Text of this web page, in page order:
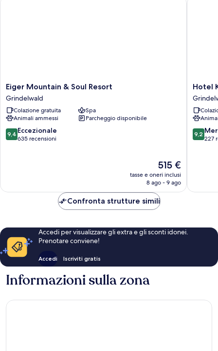
2
Eiger
Mountain
&
Soul
Resort
Grindelwald
Eiger Mountain & Soul Resort
Grindelwald
Colazione gratuita
Spa
Animali ammessi
Parcheggio disponibile
9.4
su
9,4 Eccezionale
635 recensioni
Il
prezzo
attuale
515 €
515 €
tasse e oneri inclusi
8 ago - 9 ago
Hotel
Hotel
9.2
su
9,2
227
Confronta strutture simili
Accedi per visualizzare gli extra e gli sconti idonei.
Prenotare conviene!
Accedi Iscriviti gratis
Informazioni sulla zona